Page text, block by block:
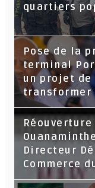
quartiers
Pose de la
terminal
un projet de
transformer
Directeur
Commerce